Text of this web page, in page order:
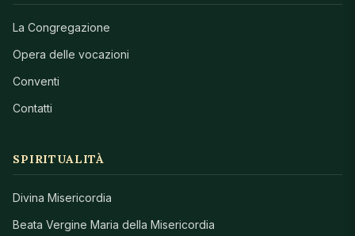
La Congregazione
Opera delle vocazioni
Conventi
Contatti
SPIRITUALITÀ
Divina Misericordia
Beata Vergine Maria della Misericordia